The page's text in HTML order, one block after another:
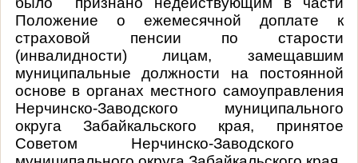
Положение о ежемесячной доплате к
страховой пенсии по старости
(инвалидности) лицам, замещавшим
муниципальные должности на постоянной
основе в органах местного самоуправления
Нерчинско-Заводского муниципального
округа Забайкальского края, принятое
Советом Нерчинско-Заводского